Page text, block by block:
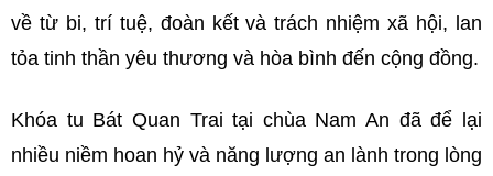
về từ bi, trí tuệ, đoàn kết và trách nhiệm xã hội, lan
tỏa tinh thần yêu thương và hòa bình đến cộng đồng.
Khóa tu Bát Quan Trai tại chùa Nam An đã để lại
nhiều niềm hoan hỷ và năng lượng an lành trong lòng